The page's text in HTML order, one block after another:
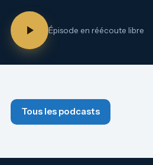
Épisode en réécoute libre
Tous les podcasts